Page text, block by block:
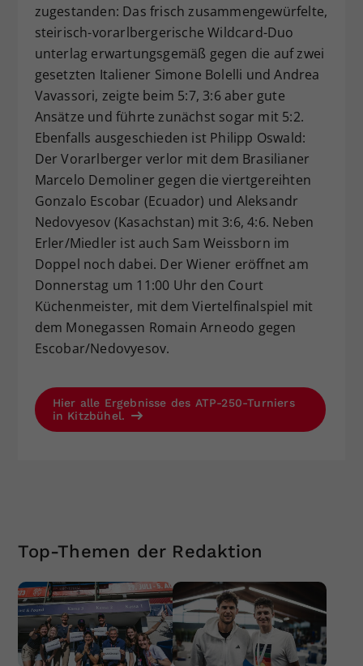
zugestanden: Das frisch zusammengewürfelte,
steirisch-vorarlbergerische Wildcard-Duo
unterlag erwartungsgemäß gegen die auf zwei
gesetzten Italiener Simone Bolelli und Andrea
Vavassori, zeigte beim 5:7, 3:6 aber gute
Ansätze und führte zunächst sogar mit 5:2.
Ebenfalls ausgeschieden ist Philipp Oswald:
Der Vorarlberger verlor mit dem Brasilianer
Marcelo Demoliner gegen die viertgereihten
Gonzalo Escobar (Ecuador) und Aleksandr
Nedovyesov (Kasachstan) mit 3:6, 4:6. Neben
Erler/Miedler ist auch Sam Weissborn im
Doppel noch dabei. Der Wiener eröffnet am
Donnerstag um 11:00 Uhr den Court
Küchenmeister, mit dem Viertelfinalspiel mit
dem Monegassen Romain Arneodo gegen
Escobar/Nedovyesov.
Hier alle Ergebnisse des ATP-250-Turniers
in Kitzbühel.
Top-Themen der Redaktion